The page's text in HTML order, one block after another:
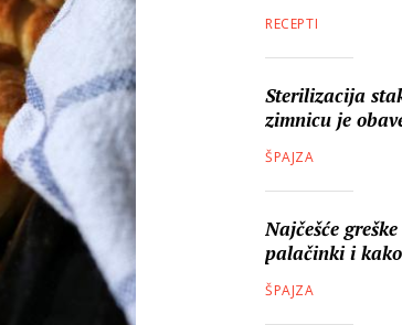
RECEPTI
Sterilizacija
zimnicu je
ŠPAJZA
Najčešće
palačinki i
ŠPAJZA